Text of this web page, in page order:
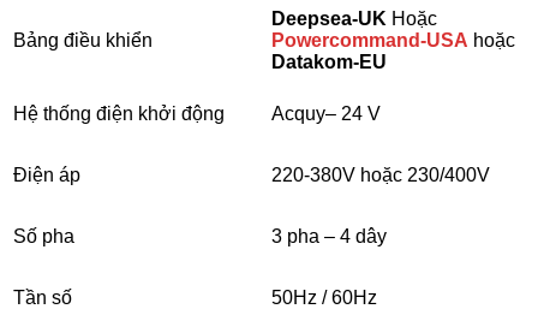
Bảng điều khiển
Deepsea-UK Hoặc
Powercommand-USA hoặc
Datakom-EU
Hệ thống điện khởi động Acquy– 24 V
Điện áp 220-380V hoặc 230/400V
Số pha 3 pha – 4 dây
Tần số 50Hz / 60Hz